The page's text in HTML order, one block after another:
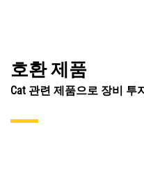
호환 제품
Cat 관련 제품으로 장비 투